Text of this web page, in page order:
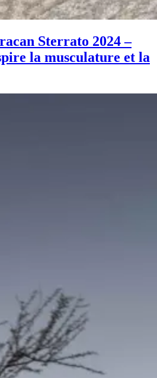
Sterrato 2024 –
la musculature et la